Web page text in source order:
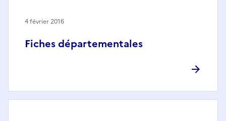
Fiches départementales
4 février 2016